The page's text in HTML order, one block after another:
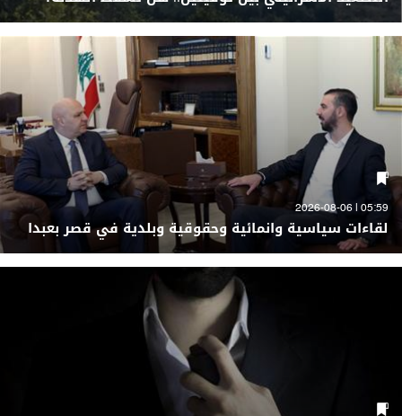
05:59 | 2026-08-06
لقاءات سياسية وانمائية وحقوقية وبلدية في قصر بعبدا